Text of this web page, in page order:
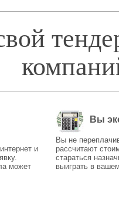
и
может
Вы
Вы не
рассчитают
стараться
выиграть в